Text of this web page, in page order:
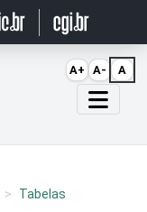
Tabelas
A+ A- A